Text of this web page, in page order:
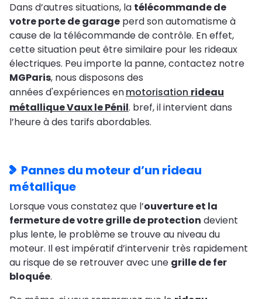
Dans d’autres situations, la télécommande de
votre porte de garage perd son automatisme à
cause de la télécommande de contrôle. En effet,
cette situation peut être similaire pour les rideaux
électriques. Peu importe la panne, contactez notre
MGParis, nous disposons des
années d'expériences enmotorisation rideau
métallique Vaux le Pénil. bref, il intervient dans
l’heure à des tarifs abordables.
Pannes du moteur d’un rideau
métallique
Lorsque vous constatez que l’ouverture et la
fermeture de votre grille de protection devient
plus lente, le problème se trouve au niveau du
moteur. Il est impératif d’intervenir très rapidement
au risque de se retrouver avec une grille de fer
bloquée.